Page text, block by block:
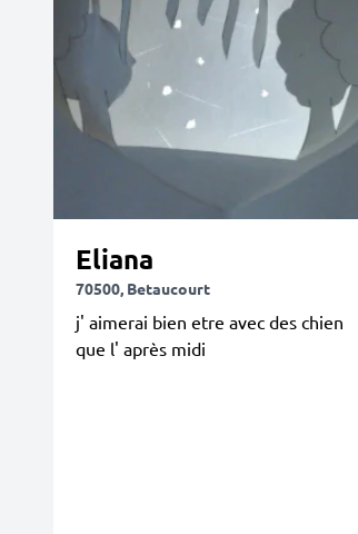
Eliana
70500, Betaucourt
j' aimerai bien etre avec des chien
que l' après midi